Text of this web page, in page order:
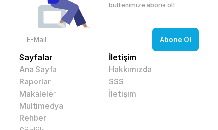
Sayfalar
Ana Sayfa
Raporlar
Makaleler
Multimedya
Rehber
İletişim
Hakkımızda
SSS
İletişim
bültenimize abone ol!